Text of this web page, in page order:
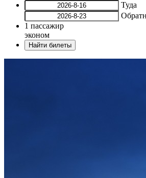
Туда
1 пассажир
эконом
Найти билеты